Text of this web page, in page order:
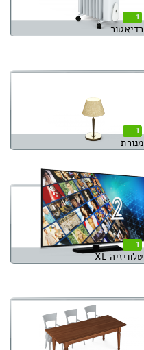
1
רדיאטור
1
מנורת
1
טלוויזיה XL